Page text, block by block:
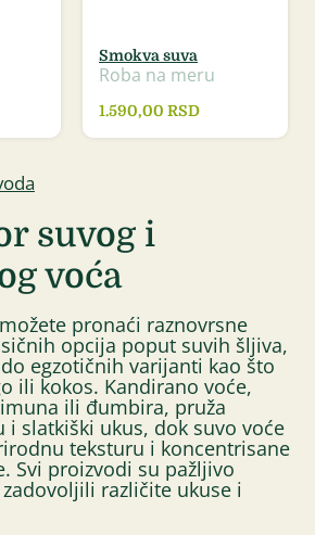
Smokva suva
Roba na meru
1.590,00 RSD
suvog i
voća
pronaći raznovrsne
opcija poput suvih šljiva,
egzotičnih varijanti kao što
ili kokos. Kandirano voće,
ili đumbira, pruža
i slatkiški ukus, dok suvo voće
teksturu i koncentrisane
Svi proizvodi su pažljivo
različite ukuse i